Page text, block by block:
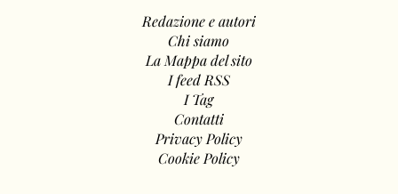
Redazione e autori
Chi siamo
La Mappa del sito
I feed RSS
I Tag
Contatti
Privacy Policy
Cookie Policy